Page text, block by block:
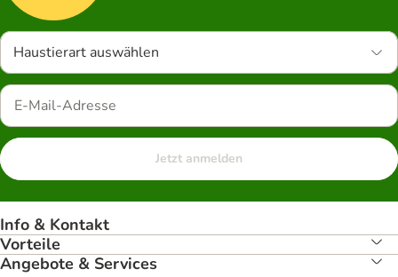
Haustierart auswählen
Jetzt anmelden
Info & Kontakt
Vorteile
Angebote & Services